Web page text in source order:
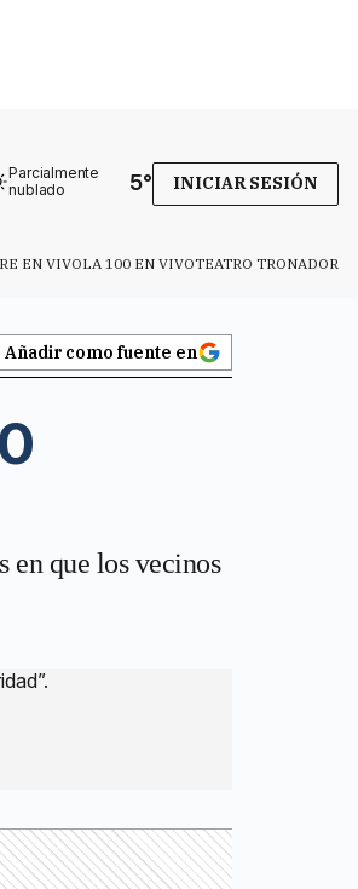
Parcialmente
nublado
5° INICIAR SESIÓN
EN VIVOLA 100 EN VIVOTEATRO TRONADOR
Añadir como fuente en
en que los vecinos